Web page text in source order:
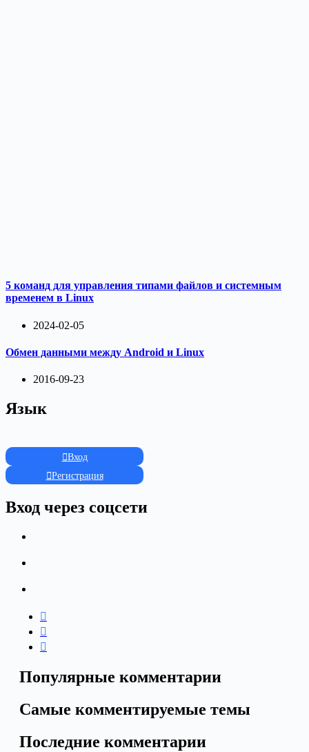
5 команд для управления типами файлов и системным
временем в Linux
2024-02-05
Обмен данными между Android и Linux
2016-09-23
Язык
Вход
Регистрация
Вход через соцсети
Популярные комментарии
Самые комментируемые темы
Последние комментарии